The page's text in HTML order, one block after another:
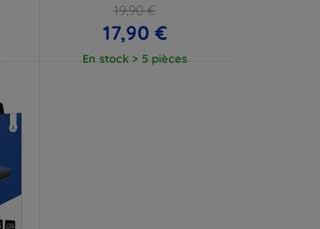
19,90 €
17,90 €
En stock > 5 pièces